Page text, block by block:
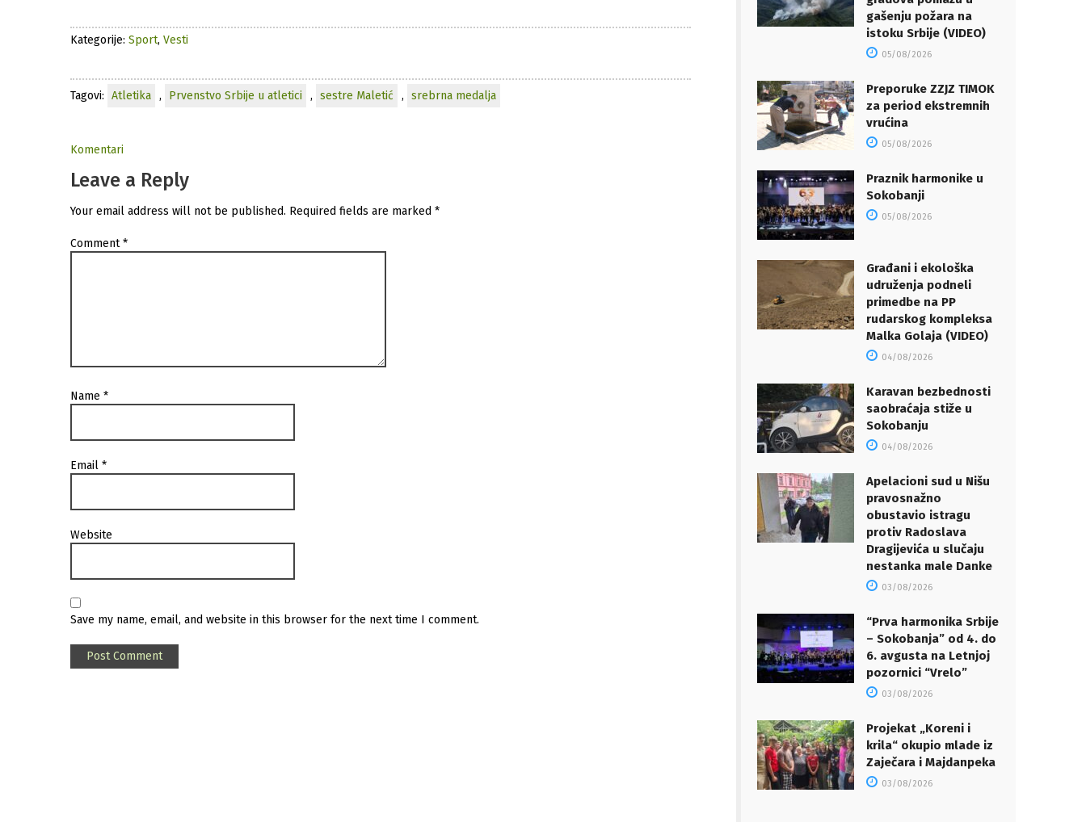
Kategorije: Sport, Vesti
Tagovi: Atletika , Prvenstvo Srbije u atletici , sestre Maletić , srebrna medalja
Komentari
Leave a Reply
Your email address will not be published. Required fields are marked *
Comment*
Name *
Email *
Website
Save my name, email, and website in this browser for the next time I comment.
gašenju požara na
istoku Srbije (VIDEO)
05/08/2026
Preporuke ZZJZ TIMOK
za period ekstremnih
vrućina
05/08/2026
Praznik harmonike u
Sokobanji
05/08/2026
Građani i ekološka
udruženja podneli
primedbe na PP
rudarskog kompleksa
Malka Golaja (VIDEO)
04/08/2026
Karavan bezbednosti
saobraćaja stiže u
Sokobanju
04/08/2026
Apelacioni sud u Nišu
pravosnažno
obustavio istragu
protiv Radoslava
Dragijevića u slučaju
nestanka male Danke
03/08/2026
“Prva harmonika Srbije
– Sokobanja” od 4. do
6. avgusta na Letnjoj
pozornici “Vrelo”
03/08/2026
Projekat „Koreni i
krila“ okupio mlade iz
Zaječara i Majdanpeka
03/08/2026